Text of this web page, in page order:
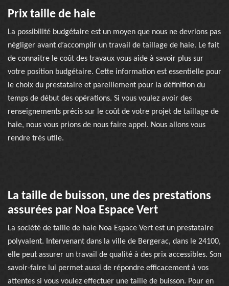
Prix taille de haie
La possibilité budgétaire est un moyen que nous ne devrions pas
négliger avant d’accomplir un travail de taillage de haie. Le fait
de connaitre le coût des travaux vous aide à savoir plus sur
votre position budgétaire. Cette information est essentielle pour
le choix du prestataire et pareillement pour la définition du
temps de début des opérations. Si vous voulez avoir des
renseignements précis sur le coût de votre projet de taillage de
haie, nous vous prions de nous faire appel. Nous allons vous
rendre très utile.
La taille de buisson, une des prestations
assurées par Noa Espace Vert
La société de taille de haie Noa Espace Vert est un prestataire
polyvalent. Intervenant dans la ville de Bergerac, dans le 24100,
elle peut assurer un travail de qualité à des prix accessibles. Son
savoir-faire lui permet aussi de répondre efficacement à vos
attentes si vous voulez effectuer une taille de buisson. Pour en